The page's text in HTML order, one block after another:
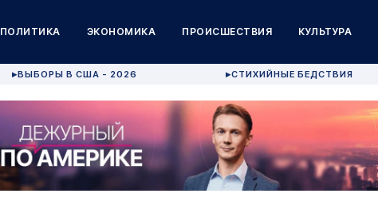
ПОЛИТИКА ЭКОНОМИКА ПРОИСШЕСТВИЯ КУЛЬТУРА
▶ВЫБОРЫ В США - 2026 ▶СТИХИЙНЫЕ БЕДСТВИЯ